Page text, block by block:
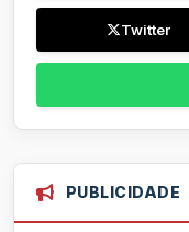
Twitter
PUBLICIDADE